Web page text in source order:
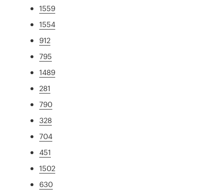
1559
1554
912
795
1489
281
790
328
704
451
1502
630